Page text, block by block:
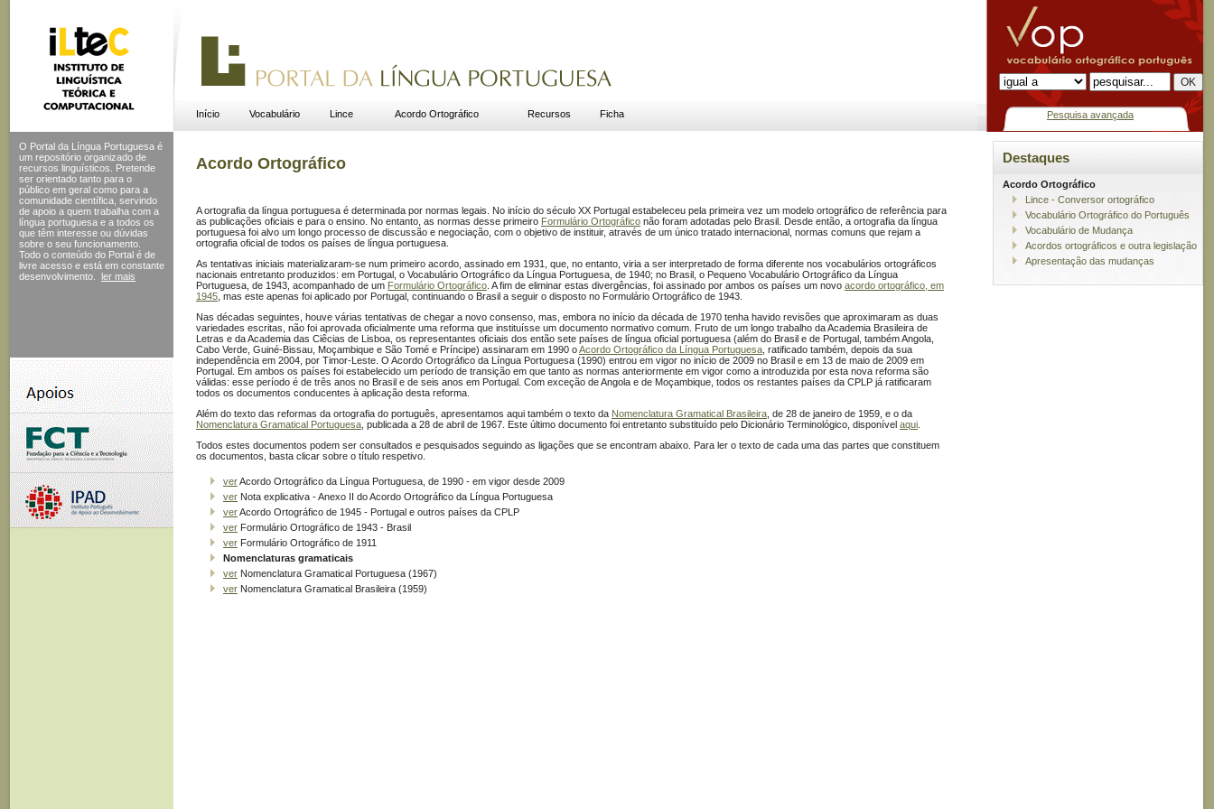
Início Vocabulário Lince Acordo Ortográfico Recursos Ficha Pesquisa avançada
O Portal da Língua Portuguesa é
um repositório organizado de
recursos linguísticos. Pretende
ser orientado tanto para o
público em geral como para a
comunidade científica, servindo
de apoio a quem trabalha com a
língua portuguesa e a todos os
que têm interesse ou dúvidas
sobre o seu funcionamento.
Todo o conteúdo do Portal é de
livre acesso e está em constante
desenvolvimento.
ler mais
Acordo Ortográfico
A ortografia da língua portuguesa é determinada por normas legais. No início do século XX Portugal estabeleceu pela primeira vez um modelo ortográfico de referência para
as publicações oficiais e para o ensino. No entanto, as normas desse primeiro Formulário Ortográfico não foram adotadas pelo Brasil. Desde então, a ortografia da língua
portuguesa foi alvo um longo processo de discussão e negociação, com o objetivo de instituir, através de um único tratado internacional, normas comuns que rejam a
ortografia oficial de todos os países de língua portuguesa.
As tentativas iniciais materializaram-se num primeiro acordo, assinado em 1931, que, no entanto, viria a ser interpretado de forma diferente nos vocabulários ortográficos
nacionais entretanto produzidos: em Portugal, o Vocabulário Ortográfico da Língua Portuguesa, de 1940; no Brasil, o Pequeno Vocabulário Ortográfico da Língua
Portuguesa, de 1943, acompanhado de um Formulário Ortográfico . A fim de eliminar estas divergências, foi assinado por ambos os países um novo acordo ortográfico, em
1945 , mas este apenas foi aplicado por Portugal, continuando o Brasil a seguir o disposto no Formulário Ortográfico de 1943.
Nas décadas seguintes, houve várias tentativas de chegar a novo consenso, mas, embora no início da década de 1970 tenha havido revisões que aproximaram as duas
variedades escritas, não foi aprovada oficialmente uma reforma que instituísse um documento normativo comum. Fruto de um longo trabalho da Academia Brasileira de
Letras e da Academia das Ciêcias de Lisboa, os representantes oficiais dos então sete países de língua oficial portuguesa (além do Brasil e de Portugal, também Angola,
Cabo Verde, Guiné-Bissau, Moçambique e São Tomé e Príncipe) assinaram em 1990 oAcordo Ortográfico da Língua Portuguesa , ratificado também, depois da sua
independência em 2004, por Timor-Leste. O Acordo Ortográfico da Língua Portuguesa (1990) entrou em vigor no início de 2009 no Brasil e em 13 de maio de 2009 em
Portugal. Em ambos os países foi estabelecido um período de transição em que tanto as normas anteriormente em vigor como a introduzida por esta nova reforma são
válidas: esse período é de três anos no Brasil e de seis anos em Portugal. Com exceção de Angola e de Moçambique, todos os restantes países da CPLP já ratificaram
todos os documentos conducentes à aplicação desta reforma.
Além do texto das reformas da ortografia do português, apresentamos aqui também o texto da Nomenclatura Gramatical Brasileira , de 28 de janeiro de 1959, e o da
Nomenclatura Gramatical Portuguesa , publicada a 28 de abril de 1967. Este último documento foi entretanto substituído pelo Dicionário Terminológico, disponível aqui
Todos estes documentos podem ser consultados e pesquisados seguindo as ligações que se encontram abaixo. Para ler o texto de cada uma das partes que constituem
os documentos, basta clicar sobre o título respetivo.
verAcordo Ortográfico da Língua Portuguesa, de 1990 - em vigor desde 2009
ver Nota explicativa - Anexo II do Acordo Ortográfico da Língua Portuguesa
verAcordo Ortográfico de 1945 - Portugal e outros países da CPLP
ver Formulário Ortográfico de 1943 - Brasil
ver Formulário Ortográfico de 1911
Nomenclaturas gramaticais
ver Nomenclatura Gramatical Portuguesa (1967)
ver Nomenclatura Gramatical Brasileira (1959)
Destaques
Acordo Ortográfico
Lince - Conversor ortográfico
Vocabulário Ortográfico do Português
Vocabulário de Mudança
Acordos ortográficos e outra legislação
Apresentação das mudanças